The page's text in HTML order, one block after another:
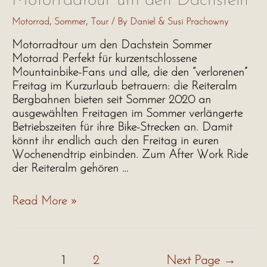
Motorrad, Sommer, Tour / By Daniel & Susi Prachowny
Motorradtour um den Dachstein Sommer
Motorrad Perfekt für kurzentschlossene
Mountainbike-Fans und alle, die den “verlorenen”
Freitag im Kurzurlaub betrauern: die Reiteralm
Bergbahnen bieten seit Sommer 2020 an
ausgewählten Freitagen im Sommer verlängerte
Betriebszeiten für ihre Bike-Strecken an. Damit
könnt ihr endlich auch den Freitag in euren
Wochenendtrip einbinden. Zum After Work Ride
der Reiteralm gehören …
Motorradtour
Read More »
Beitragsnavigation 2 Next Page →